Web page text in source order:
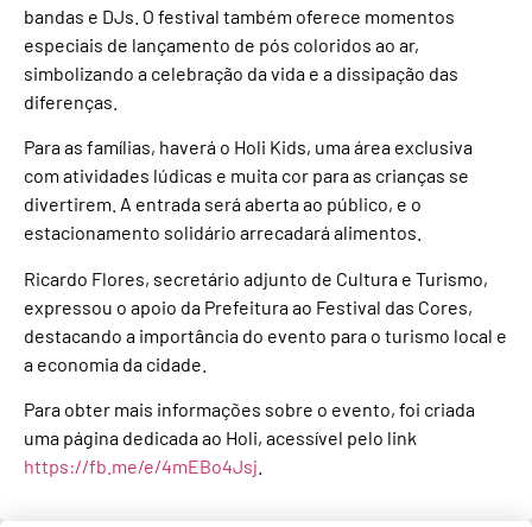
bandas e DJs. O festival também oferece momentos
especiais de lançamento de pós coloridos ao ar,
simbolizando a celebração da vida e a dissipação das
diferenças.
Para as famílias, haverá o Holi Kids, uma área exclusiva
com atividades lúdicas e muita cor para as crianças se
divertirem. A entrada será aberta ao público, e o
estacionamento solidário arrecadará alimentos.
Ricardo Flores, secretário adjunto de Cultura e Turismo,
expressou o apoio da Prefeitura ao Festival das Cores,
destacando a importância do evento para o turismo local e
a economia da cidade.
Para obter mais informações sobre o evento, foi criada
uma página dedicada ao Holi, acessível pelo link
https://fb.me/e/4mEBo4Jsj